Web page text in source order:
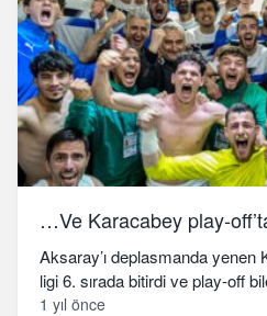
…Ve Karacabey play-
Aksaray’ı deplasmanda
ligi 6. sırada bitirdi ve play-off
1 yıl önce